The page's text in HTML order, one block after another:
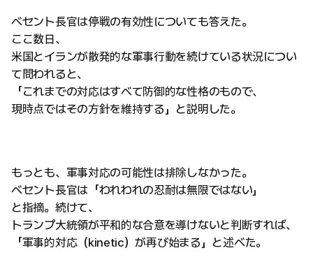
ベセント長官は停戦の有効性についても答えた。
ここ数日、
米国とイランが散発的な軍事行動を続けている状況につい
て問われると、
「これまでの対応はすべて防御的な性格のもので、
現時点ではその方針を維持する」と説明した。
もっとも、軍事対応の可能性は排除しなかった。
ベセント長官は「われわれの忍耐は無限ではない」
と指摘。続けて、
トランプ大統領が平和的な合意を導けないと判断すれば、
「軍事的対応（kinetic）が再び始まる」と述べた。